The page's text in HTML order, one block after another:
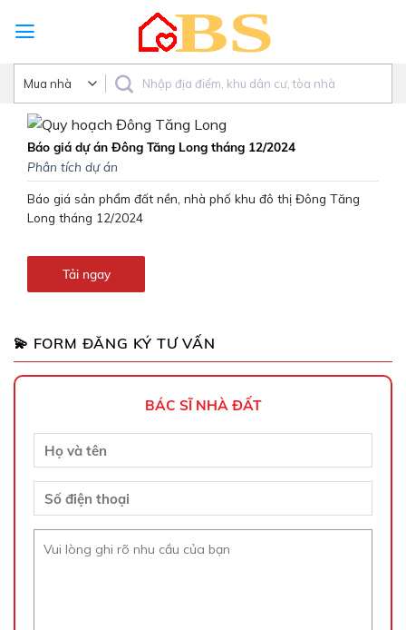
Báo giá dự án Đông Tăng Long tháng 12/2024
Phân tích dự án
Báo giá sản phẩm đất nền, nhà phố khu đô thị Đông Tăng
Long tháng 12/2024
Tải ngay
💫 FORM ĐĂNG KÝ TƯ VẤN
BÁC SĨ NHÀ ĐẤT